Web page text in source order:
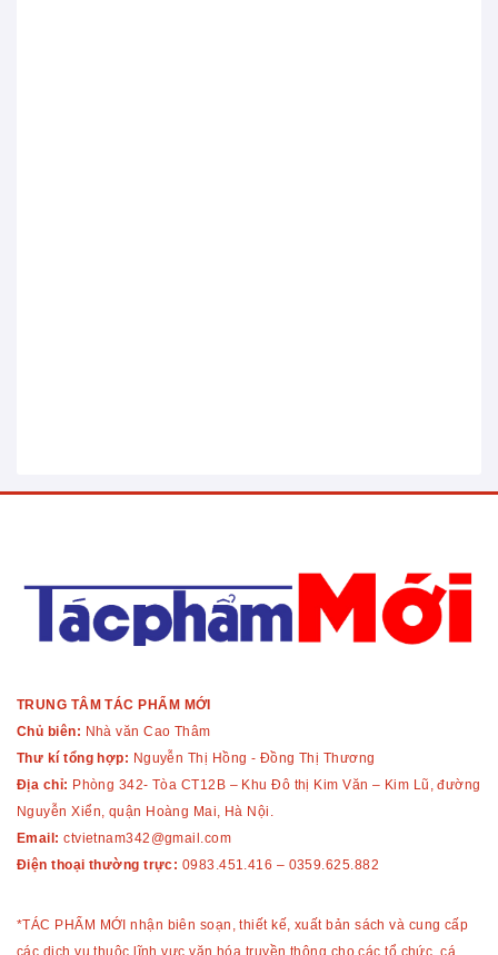
TRUNG TÂM TÁC PHẨM MỚI
Chủ biên: Nhà văn Cao Thâm
Thư kí tổng hợp: Nguyễn Thị Hồng - Đồng Thị Thương
Địa chỉ: Phòng 342- Tòa CT12B – Khu Đô thị Kim Văn – Kim Lũ, đường
Nguyễn Xiển, quận Hoàng Mai, Hà Nội.
Email: ctvietnam342@gmail.com
Điện thoại thường trực: 0983.451.416 – 0359.625.882
*TÁC PHẨM MỚI nhận biên soạn, thiết kế, xuất bản sách và cung cấp